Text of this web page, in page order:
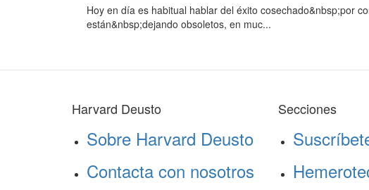
Hoy en día es habitual hablar del éxito cosechado&nbsp;por
están&nbsp;dejando obsoletos, en muc...
Harvard Deusto
Sobre Harvard Deusto
Contacta con nosotros
Secciones